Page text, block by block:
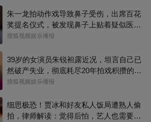
朱一龙拍动作戏导致鼻子受伤，出席百花
奖提名仪式，被发现鼻子上贴着疑似医用
胶带，对此，朱一龙影迷会公开与工作室
状况良好。希望龙哥早日恢复，片场多多
注意安全啊~
搜狐视频娱乐播报
39岁的女演员朱锐袒露近况，坦言自己已
然破产失业，彻底耗尽20年拍戏积攒的全
部积蓄，日常生计只能依靠年迈母亲接
母亲索要2000元生活费度日。
搜狐视频娱乐播报
细思极恐！贾冰和好友私人饭局遭熟人偷
拍，律师解读：觉得后怕，艺人也需要私